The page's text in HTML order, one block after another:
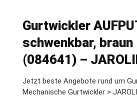
Gurtwickler
schwenkbar, braun
(084641) –
Jetzt beste Angebote rund um
Mechanische Gurtwickler >